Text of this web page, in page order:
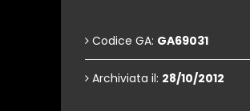
Codice GA: GA69031
Archiviata il: 28/10/2012